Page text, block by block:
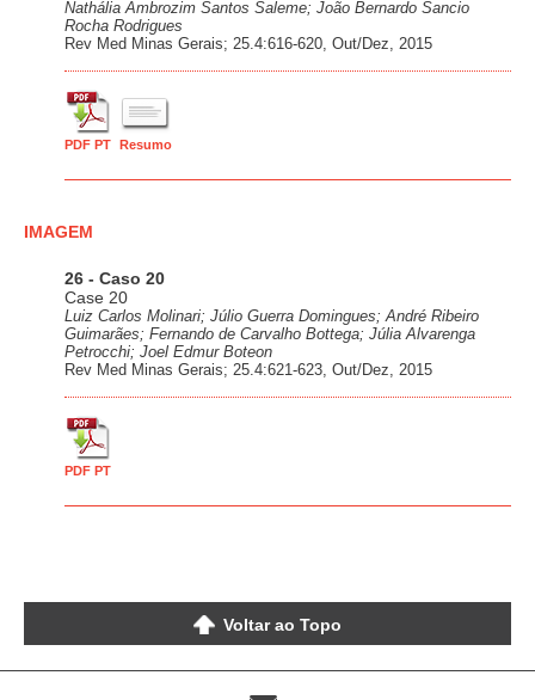
Nathália Ambrozim Santos Saleme; João Bernardo Sancio
Rocha Rodrigues
Rev Med Minas Gerais; 25.4:616-620, Out/Dez, 2015
PDF PT Resumo
IMAGEM
26 - Caso 20
Case 20
Luiz Carlos Molinari; Júlio Guerra Domingues; André Ribeiro
Guimarães; Fernando de Carvalho Bottega; Júlia Alvarenga
Petrocchi; Joel Edmur Boteon
Rev Med Minas Gerais; 25.4:621-623, Out/Dez, 2015
PDF PT
Voltar ao Topo